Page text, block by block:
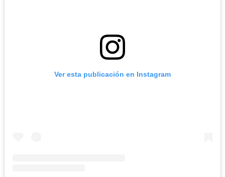
Ver esta publicación en Instagram